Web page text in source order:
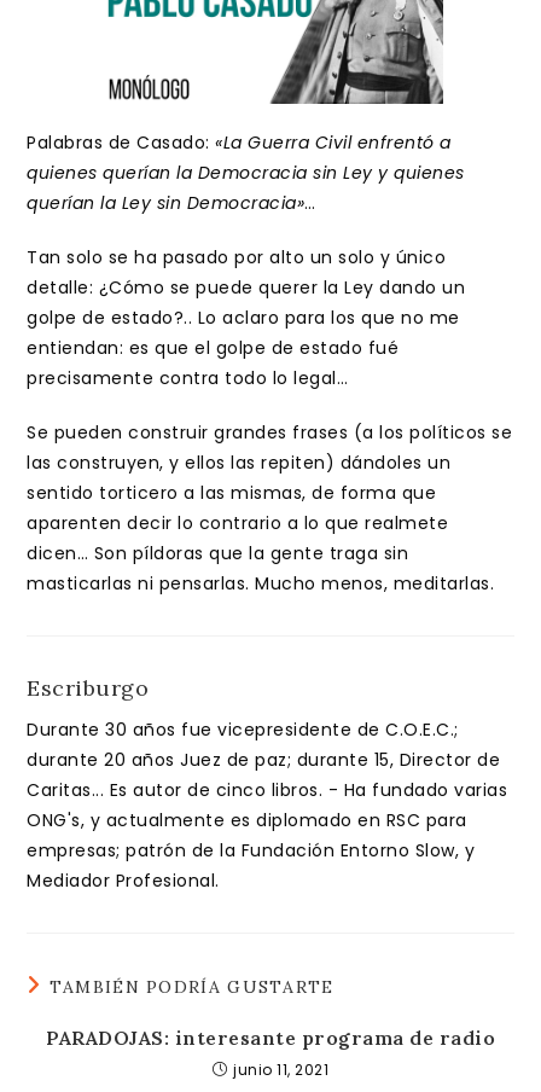
Palabras de Casado:«La Guerra Civil enfrentó a
quienes querían la Democracia sin Ley y quienes
querían la Ley sin Democracia»…
Tan solo se ha pasado por alto un solo y único
detalle: ¿Cómo se puede querer la Ley dando un
golpe de estado?.. Lo aclaro para los que no me
entiendan: es que el golpe de estado fué
precisamente contra todo lo legal…
Se pueden construir grandes frases (a los políticos se
las construyen, y ellos las repiten) dándoles un
sentido torticero a las mismas, de forma que
aparenten decir lo contrario a lo que realmete
dicen… Son píldoras que la gente traga sin
masticarlas ni pensarlas. Mucho menos, meditarlas.
Escriburgo
Durante 30 años fue vicepresidente de C.O.E.C.;
durante 20 años Juez de paz; durante 15, Director de
Caritas... Es autor de cinco libros. - Ha fundado varias
ONG's, y actualmente es diplomado en RSC para
empresas; patrón de la Fundación Entorno Slow, y
Mediador Profesional.
TAMBIÉN PODRÍA GUSTARTE
PARADOJAS: interesante programa de radio
junio 11, 2021